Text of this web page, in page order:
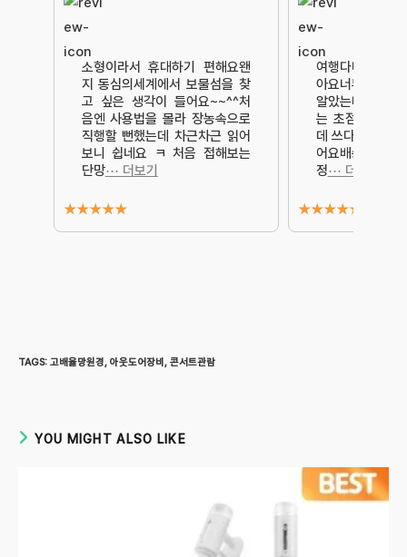
소형이라서 휴대하기 편해요왠
지 동심의세계에서 보물섬을 찾
고 싶은 생각이 들어요~~^^처
음엔 사용법을 몰라 장농속으로
직행할 뻔했는데 차근차근 읽어
보니 쉽네요 ㅋ 처음 접해보는
단망⋯ 더보기
★★★★★
여행다니면서
아요너무 가벼
알았는데 가볍
는 초점이 잘 안
데 쓰다보니까
어요배송도 빠
정⋯ 더보기
★★★★★
TAGS: 고배율망원경, 아웃도어장비 , 콘서트관람
YOU MIGHT ALSO LIKE